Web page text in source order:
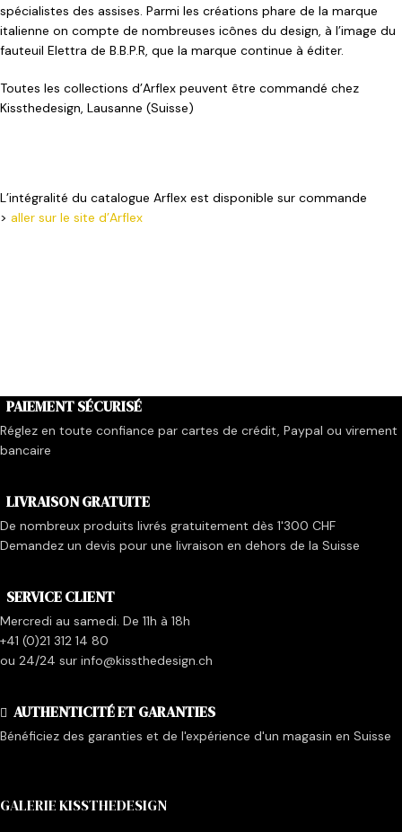
spécialistes des assises. Parmi les créations phare de la marque
italienne on compte de nombreuses icônes du design, à l’image du
fauteuil Elettra de B.B.P.R, que la marque continue à éditer.
Toutes les collections d’Arflex peuvent être commandé chez
Kissthedesign, Lausanne (Suisse)
L’intégralité du catalogue Arflex est disponible sur commande
> aller sur le site d’Arflex
PAIEMENT SÉCURISÉ
Réglez en toute confiance par cartes de crédit, Paypal ou virement
bancaire
LIVRAISON GRATUITE
De nombreux produits livrés gratuitement dès 1'300 CHF
Demandez un devis pour une livraison en dehors de la Suisse
SERVICE CLIENT
Mercredi au samedi. De 11h à 18h
+41 (0)21 312 14 80
ou 24/24 sur info@kissthedesign.ch
AUTHENTICITÉ ET GARANTIES
Bénéficiez des garanties et de l'expérience d'un magasin en Suisse
GALERIE KISSTHEDESIGN